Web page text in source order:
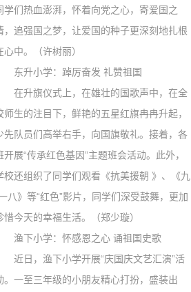
学们热血澎湃，怀着向党之心，寄爱国之
，追强国之梦，让爱国的种子更深刻地扎根
心中。（许树丽）
东升小学： 踔厉奋发 礼赞祖国
在升旗仪式上，在雄壮的国歌声中，在全
师生的注目下，鲜艳的五星红旗冉冉升起，
先队员们高举右手，向国旗敬礼。接着，各
开展“传承红色基因”主题班会活动。此外，
校还组织了同学们观看《抗美援朝 》、《九
八》等“红色”影片，同学们深受鼓舞，更加
惜今天的幸福生活。（郑少璇）
渔下小学： 怀感恩之心 诵祖国史歌
近日，渔下小学开展“庆国庆文艺汇演”活
。一至三年级的小朋友精心打扮，盛装出